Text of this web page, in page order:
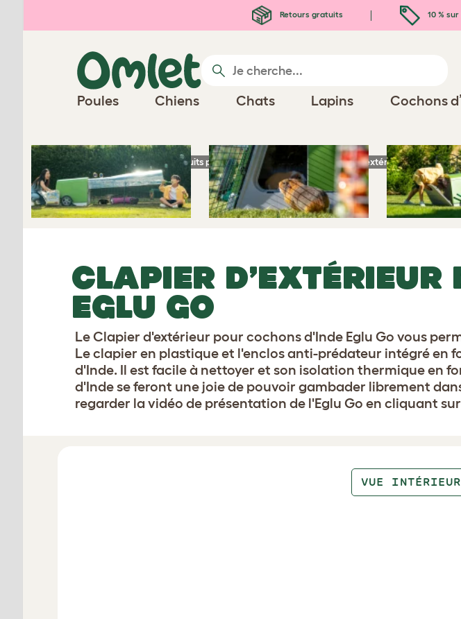
Retours gratuits 10 %
Poules Chiens Chats Lapins Cochons
Page d'accueil Produits pour cochons d’Inde Clapier d’extérieur pour
CLAPIER
EGLU GO
Le Clapier d'extérieur pour cochons d'Inde Eglu Go vous
Le clapier en plastique et l'enclos anti-prédateur intégré en
d'Inde. Il est facile à nettoyer et son isolation thermique en
d'Inde se feront une joie de pouvoir gambader librement
regarder la vidéo de présentation de l'Eglu Go en cliquant
VUE